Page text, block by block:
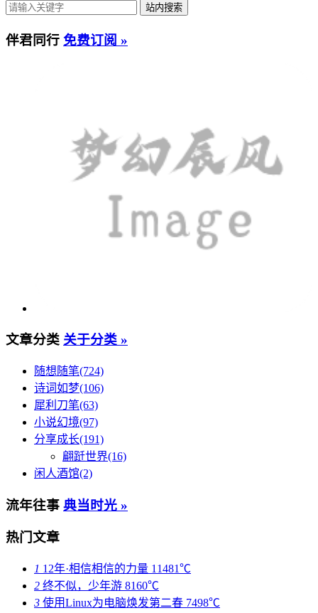
伴君同行 免费订阅 »
文章分类 关于分类 »
随想随笔(724)
诗词如梦(106)
犀利刀笔(63)
小说幻境(97)
分享成长(191)
翩跹世界(16)
闲人酒馆(2)
流年往事 典当时光 »
热门文章
1 12年·相信相信的力量 11481℃
2 终不似，少年游 8160℃
3 使用Linux为电脑焕发第二春 7498℃